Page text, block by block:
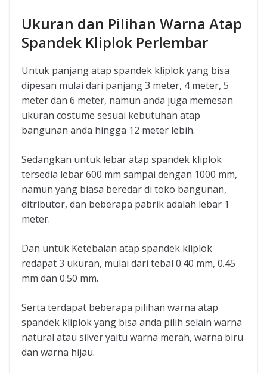
Ukuran dan Pilihan Warna Atap
Spandek Kliplok Perlembar
Untuk panjang atap spandek kliplok yang bisa
dipesan mulai dari panjang 3 meter, 4 meter, 5
meter dan 6 meter, namun anda juga memesan
ukuran costume sesuai kebutuhan atap
bangunan anda hingga 12 meter lebih.
Sedangkan untuk lebar atap spandek kliplok
tersedia lebar 600 mm sampai dengan 1000 mm,
namun yang biasa beredar di toko bangunan,
ditributor, dan beberapa pabrik adalah lebar 1
meter.
Dan untuk Ketebalan atap spandek kliplok
redapat 3 ukuran, mulai dari tebal 0.40 mm, 0.45
mm dan 0.50 mm.
Serta terdapat beberapa pilihan warna atap
spandek kliplok yang bisa anda pilih selain warna
natural atau silver yaitu warna merah, warna biru
dan warna hijau.